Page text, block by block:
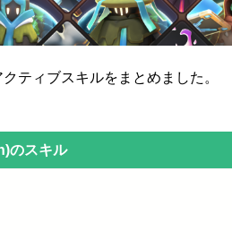
ティブスキルをまとめました。
のスキル